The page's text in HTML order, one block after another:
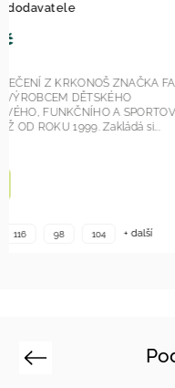
Skladem u dodavatele
DĚTSKÉ OBLEČENÍ Z
JE ČESKÝM VÝROBCEM
OUTDOOROVÉHO,
OBLEČENÍ JIŽ OD ROKU
116 98
Previous